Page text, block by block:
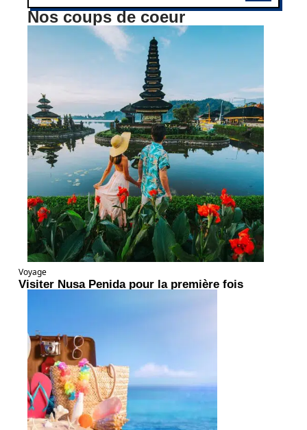
Nos coups de coeur
Voyage
Visiter Nusa Penida pour la première fois